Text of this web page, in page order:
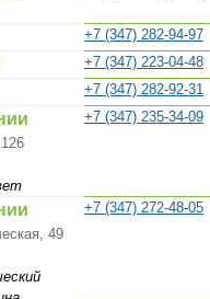
+7 (347) 282-94-97
+7 (347) 223-04-48
+7 (347) 282-92-31
+7 (347) 235-34-09
49
+7 (347) 272-48-05